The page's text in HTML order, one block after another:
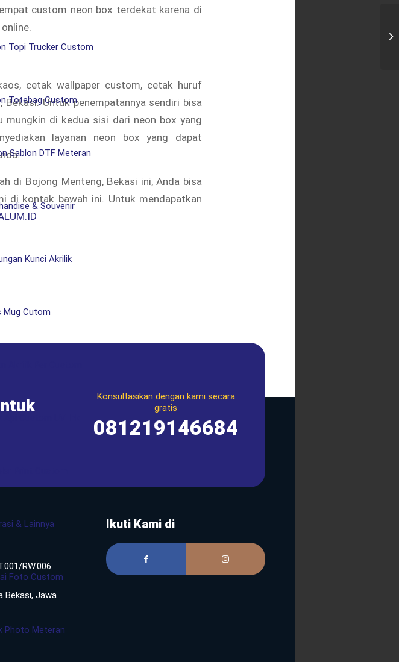
Topi Trucker Custom
Totebag Custom
Sablon DTF Meteran
& Souvenir
Kunci Akrilik
Mug Cutom
Api Custom UV Ink
& Lainnya
Foto Custom
Photo Meteran
custom neon box terdekat karena di
cetak wallpaper custom, cetak huruf
Untuk penempatannya sendiri bisa
mungkin di kedua sisi dari neon box yang
layanan neon box yang dapat
di Bojong Menteng, Bekasi ini, Anda bisa
di kontak bawah ini. Untuk mendapatkan
Konsultasikan dengan kami secara
gratis
081219146684
RW.006
Bekasi, Jawa
Ikuti Kami di